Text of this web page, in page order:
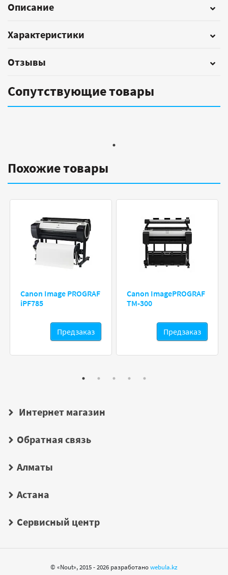
Описание
Характеристики
Отзывы
Сопутствующие товары
Похожие товары
Canon Image PROGRAF
iPF785
Предзаказ
Canon ImagePROGRAF
TM-300
Предзаказ
Интернет магазин
Обратная связь
Алматы
Астана
Сервисный центр
© «Nout», 2015 - 2026 разработаноwebula.kz